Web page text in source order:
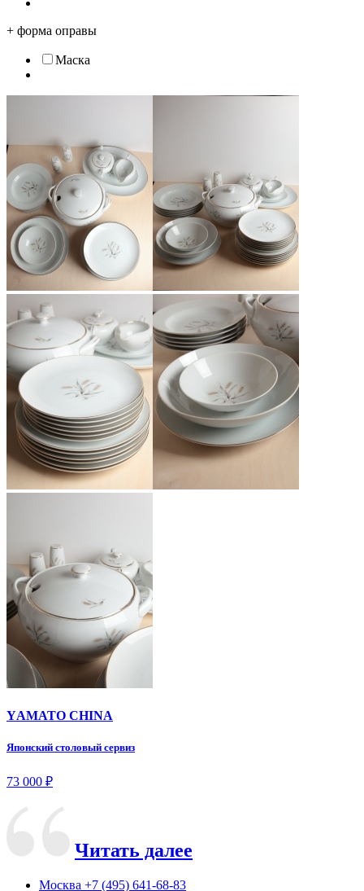
+ форма оправы
Маска
YАМАТО CHINA
Японский столовый сервиз
73 000 ₽
Читать далее
Москва +7 (495) 641-68-83